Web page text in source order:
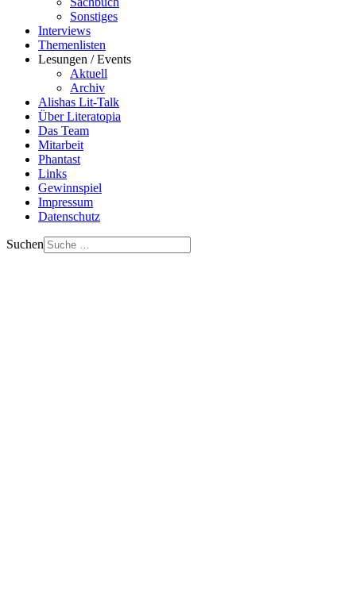
Sonstiges
Interviews
Themenlisten
Lesungen / Events
Aktuell
Archiv
Alishas Lit-Talk
Über Literatopia
Das Team
Mitarbeit
Phantast
Links
Gewinnspiel
Impressum
Datenschutz
Suchen